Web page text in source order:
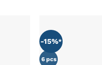
-15%
6 pcs